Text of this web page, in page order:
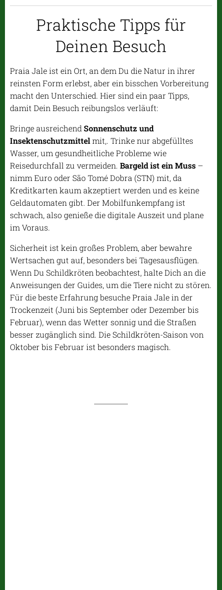
Praktische Tipps für
Deinen Besuch
Praia Jale ist ein Ort, an dem Du die Natur in ihrer
reinsten Form erlebst, aber ein bisschen Vorbereitung
macht den Unterschied. Hier sind ein paar Tipps,
damit Dein Besuch reibungslos verläuft:
Bringe ausreichend Sonnenschutz und
Insektenschutzmittelmit,. Trinke nur abgefülltes
Wasser, um gesundheitliche Probleme wie
Reisedurchfall zu vermeiden. Bargeld ist ein Muss –
nimm Euro oder São Tomé Dobra (STN) mit, da
Kreditkarten kaum akzeptiert werden und es keine
Geldautomaten gibt. Der Mobilfunkempfang ist
schwach, also genieße die digitale Auszeit und plane
im Voraus.
Sicherheit ist kein großes Problem, aber bewahre
Wertsachen gut auf, besonders bei Tagesausflügen.
Wenn Du Schildkröten beobachtest, halte Dich an die
Anweisungen der Guides, um die Tiere nicht zu stören.
Für die beste Erfahrung besuche Praia Jale in der
Trockenzeit (Juni bis September oder Dezember bis
Februar), wenn das Wetter sonnig und die Straßen
besser zugänglich sind. Die Schildkröten-Saison von
Oktober bis Februar ist besonders magisch.